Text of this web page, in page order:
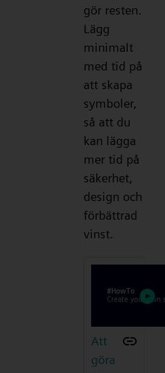
gör resten.
Lägg
minimalt
med tid på
att skapa
symboler,
så att du
kan lägga
mer tid på
säkerhet,
design och
förbättrad
vinst.
Att
göra